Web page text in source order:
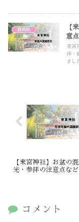
静岡県
【
意
来宮
拝・
まし
【来宮神社】お盆の
光・参拝の注意点な
コメント